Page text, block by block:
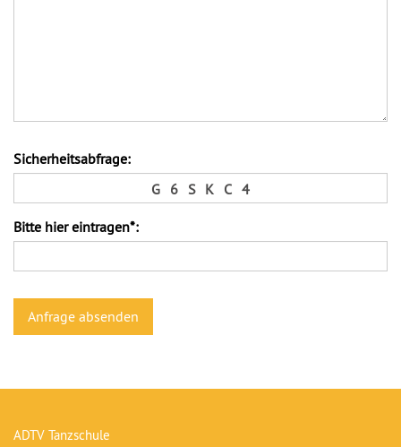
Sicherheitsabfrage:
C
K
S 4
6
G
Bitte hier eintragen*:
ADTV Tanzschule